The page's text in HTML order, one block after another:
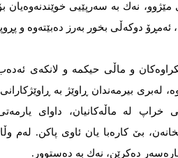
مێژوو، نەك بە سەرپێیی خوێندنەوەیان
ئەمڕۆ دوکەڵی بخور بەرز دەبێتەوە و
و ماڵی حیکمە و لانکەی
لەبری بیرمەندان ڕاوێژ بە
خراپ لە ماڵەکانیان، داوای
بێ کارەبا یان ئاوی پاکن. لەم
دەکرێن، نەك بە دەستوور.